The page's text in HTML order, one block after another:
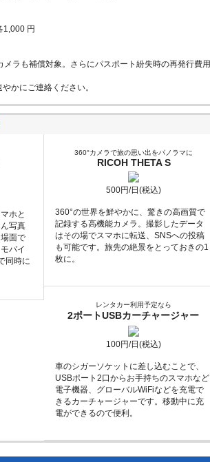
1,000 円
ラも補償対象。さらにパスポート紛失時の再発行費用
かにご連絡ください。
ホと
写真
面で
バイ
同時に
360°カメラで旅の思い出をパノラマに
RICOH THETA S
500円/日(税込)
360°の世界を鮮やかに、驚きの高画質で
記録する高機能カメラ。撮影したデータ
はその場でスマホに転送、SNSへの投稿
も可能です。旅先の絶景をとっておきの1
枚に。
レンタカー利用予定なら
2ポートUSBカーチャージャー
100円/日(税込)
車のシガーソケットに差し込むことで、
USBポート2口からお手持ちのスマホなど
電子機器、グローバルWiFiなどを充電で
きるカーチャージャーです。移動中に充
電ができるので便利。